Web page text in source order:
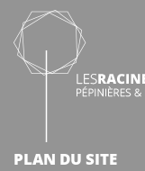
PLAN DU SITE